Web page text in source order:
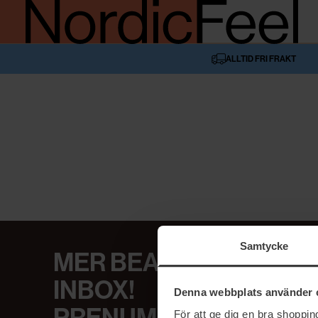
Samtycke
Denna webbplats använder
För att ge dig en bra
ALLTID FRI FRAKT
MER BEAUTY I DIN
INBOX!